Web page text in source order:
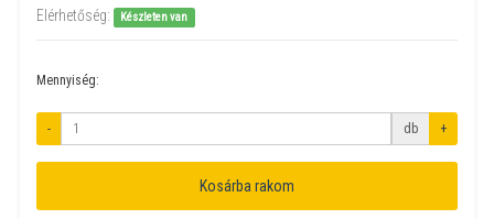
Elérhetőség:
Készleten van
Mennyiség:
- db +
Kosárba rakom